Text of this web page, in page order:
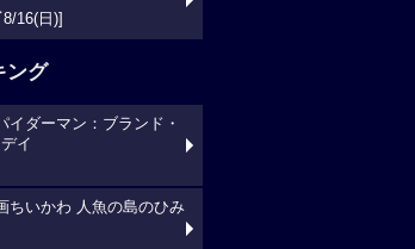
16(日)]
ング
ダーマン：ブランド・
イ
ちいかわ 人魚の島のひみ